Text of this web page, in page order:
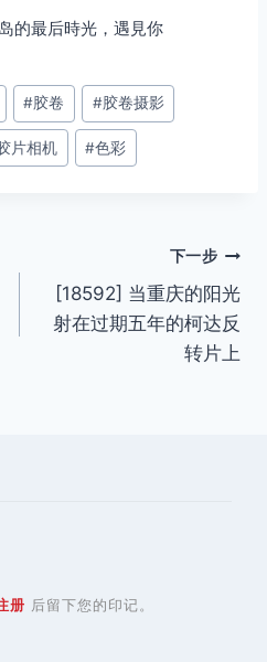
的最后時光，遇見你
#胶卷 #胶卷摄影
片相机 #色彩
下一步
[18592] 当重庆的阳光
射在过期五年的柯达反
转片上
册 后留下您的印记。